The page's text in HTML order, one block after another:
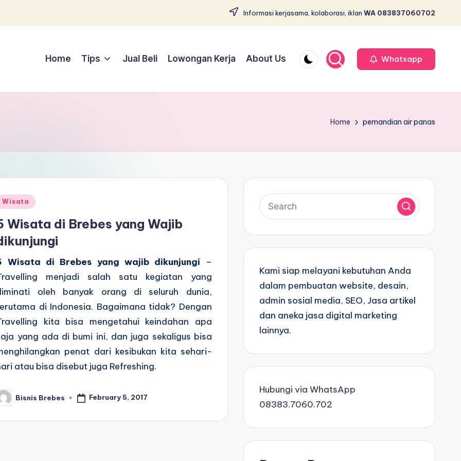
Informasi kerjasama, kolaborasi, iklan WA 083837060702
Home Tips Jual Beli Lowongan Kerja About Us Whatsapp
Home pemandian air panas
Wisata
Wisata di Brebes yang Wajib
Wisata di Brebes yang wajib dikunjungi –
menjadi salah satu kegiatan yang
oleh banyak orang di seluruh dunia,
di Indonesia. Bagaimana tidak? Dengan
kita bisa mengetahui keindahan apa
yang ada di bumi ini, dan juga sekaligus bisa
penat dari kesibukan kita sehari-
atau bisa disebut juga Refreshing.
Bisnis Brebes February 5, 2017
Kami siap melayani kebutuhan Anda
dalam pembuatan website, desain,
admin sosial media, SEO, Jasa artikel
dan aneka jasa digital marketing
lainnya.
Hubungi via WhatsApp
08383.7060.702